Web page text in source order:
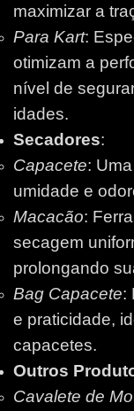
maximizar a
Para Kart:
otimizam a
nível de
idades.
Secadores:
Capacete:
umidade e
Macacão:
secagem
prolongando
Bag Capacete:
e praticidade,
capacetes.
Outros
Cavalete de